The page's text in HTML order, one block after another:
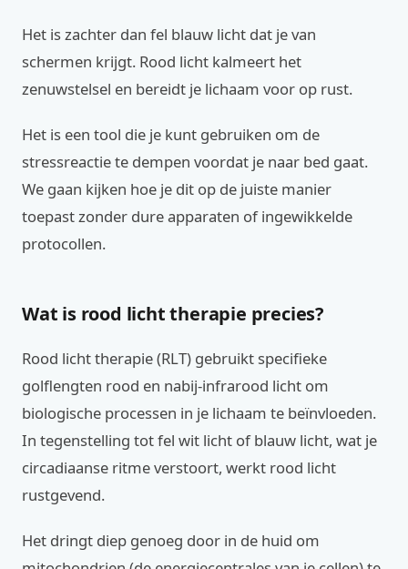
Het is zachter dan fel blauw licht dat je van
schermen krijgt. Rood licht kalmeert het
zenuwstelsel en bereidt je lichaam voor op rust.
Het is een tool die je kunt gebruiken om de
stressreactie te dempen voordat je naar bed gaat.
We gaan kijken hoe je dit op de juiste manier
toepast zonder dure apparaten of ingewikkelde
protocollen.
Wat is rood licht therapie precies?
Rood licht therapie (RLT) gebruikt specifieke
golflengten rood en nabij-infrarood licht om
biologische processen in je lichaam te beïnvloeden.
In tegenstelling tot fel wit licht of blauw licht, wat je
circadiaanse ritme verstoort, werkt rood licht
rustgevend.
Het dringt diep genoeg door in de huid om